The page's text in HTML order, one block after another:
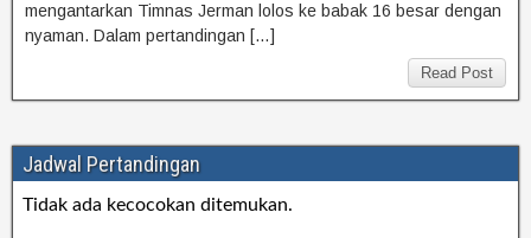
mengantarkan Timnas Jerman lolos ke babak 16 besar dengan
nyaman. Dalam pertandingan […]
Read Post
Jadwal Pertandingan